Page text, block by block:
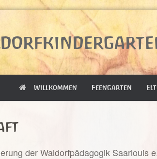
Willkommen Feengarten
der Waldorfpädagogik